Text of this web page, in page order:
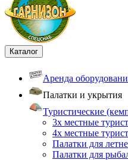
Каталог
Аренда
Палатки и укрытия
Туристические
3х местные
4х местные
Палатки для
Палатки для